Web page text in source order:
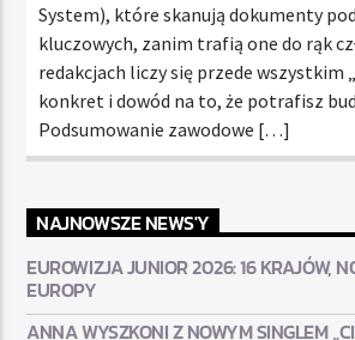
System), które skanują dokumenty
kluczowych, zanim trafią one do rąk
redakcjach liczy się przede wszystkim
konkret i dowód na to, że potrafisz
Podsumowanie zawodowe […]
NAJNOWSZE NEWS'Y
EUROWIZJA JUNIOR 2026: 16 KRAJÓW,
EUROPY
ANNA WYSZKONI Z NOWYM SINGLEM